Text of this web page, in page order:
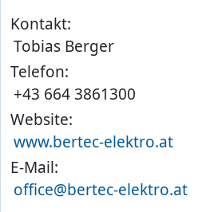
Kontakt:
Tobias Berger
Telefon:
+43 664 3861300
Website:
www.bertec-elektro.at
E-Mail:
office@bertec-elektro.at